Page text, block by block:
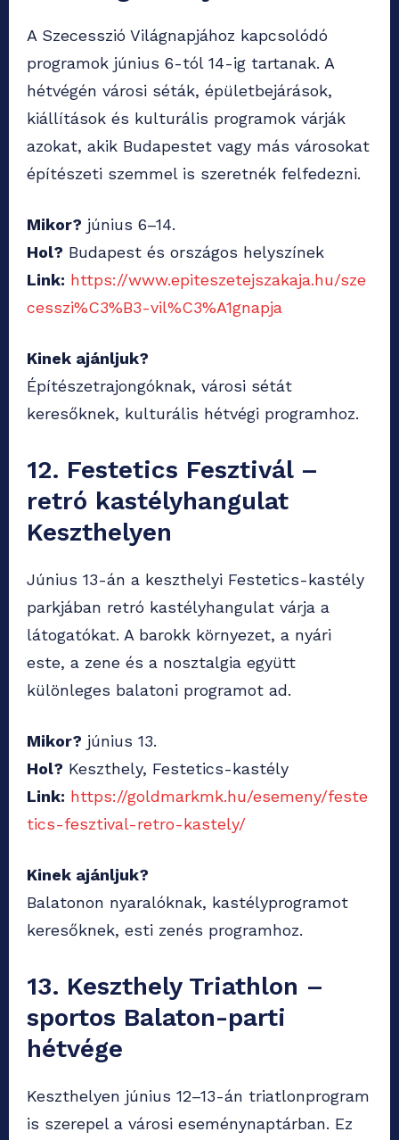
A Szecesszió Világnapjához kapcsolódó
programok június 6-tól 14-ig tartanak. A
hétvégén városi séták, épületbejárások,
kiállítások és kulturális programok várják
azokat, akik Budapestet vagy más városokat
építészeti szemmel is szeretnék felfedezni.
Mikor? június 6–14.
Hol? Budapest és országos helyszínek
Link: https://www.epiteszetejszakaja.hu/sze
cesszi%C3%B3-vil%C3%A1gnapja
Kinek ajánljuk?
Építészetrajongóknak, városi sétát
keresőknek, kulturális hétvégi programhoz.
12. Festetics Fesztivál –
retró kastélyhangulat
Keszthelyen
Június 13-án a keszthelyi Festetics-kastély
parkjában retró kastélyhangulat várja a
látogatókat. A barokk környezet, a nyári
este, a zene és a nosztalgia együtt
különleges balatoni programot ad.
Mikor? június 13.
Hol? Keszthely, Festetics-kastély
Link: https://goldmarkmk.hu/esemeny/feste
tics-fesztival-retro-kastely/
Kinek ajánljuk?
Balatonon nyaralóknak, kastélyprogramot
keresőknek, esti zenés programhoz.
13. Keszthely Triathlon –
sportos Balaton-parti
hétvége
Keszthelyen június 12–13-án triatlonprogram
is szerepel a városi eseménynaptárban. Ez